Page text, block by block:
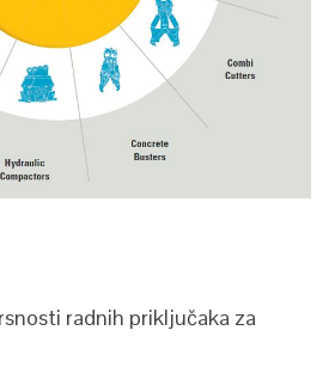
radnih priključaka za